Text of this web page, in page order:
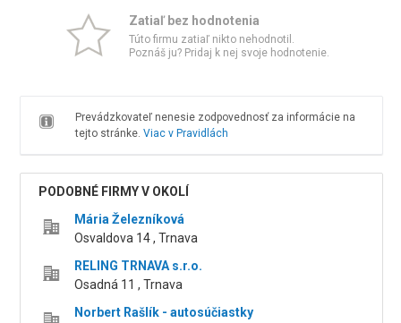
Zatiaľ bez hodnotenia
Túto firmu zatiaľ nikto nehodnotil.
Poznáš ju? Pridaj k nej svoje hodnotenie.
Prevádzkovateľ nenesie zodpovednosť za informácie na
tejto stránke. Viac v Pravidlách
PODOBNÉ FIRMY V OKOLÍ
Mária Železníková
Osvaldova 14 , Trnava
RELING TRNAVA s.r.o.
Osadná 11 , Trnava
Norbert Rašlík - autosúčiastky